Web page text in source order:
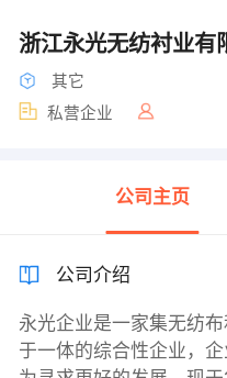
浙江永光无纺衬业有
其它
私营企业
公司主页
公司介绍
永光企业是一家集无纺
于一体的综合性企业，